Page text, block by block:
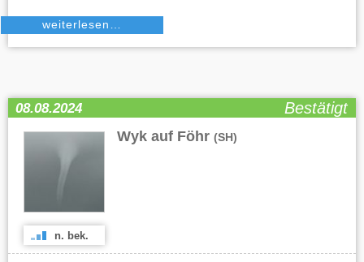
weiterlesen…
08.08.2024 Bestätigt
Wyk auf Föhr (SH)
n. bek.